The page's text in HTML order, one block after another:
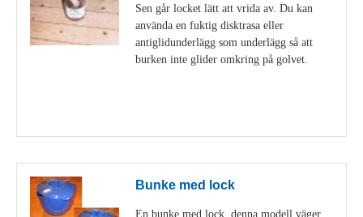
Sen går locket lätt att vrida av. Du kan
använda en fuktig disktrasa eller
antiglidunderlägg som underlägg så att
burken inte glider omkring på golvet.
Bunke med lock
En bunke med lock, denna modell väger